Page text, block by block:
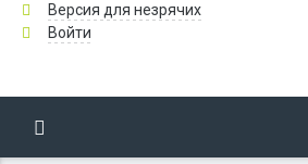
Версия для незрячих
Войти